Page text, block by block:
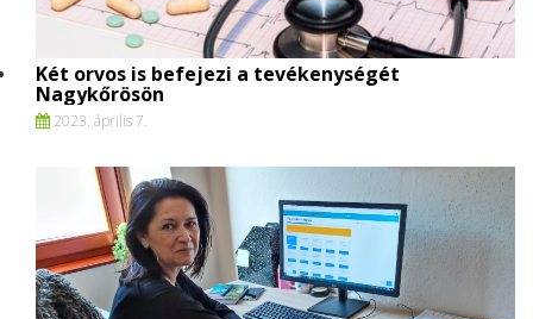
Két orvos is befejezi a tevékenységét
Nagykőrösön
2023. április 7.